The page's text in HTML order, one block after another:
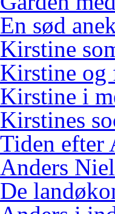
En sød
Kirstine
Kirstine og
Kirstine i
Kirstines
Tiden efter
Anders
De